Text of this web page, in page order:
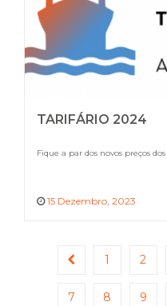
TARIFÁRIO 2024
Fique a par dos novos preços
15 Dezembro, 2023
1 2
7 8 9